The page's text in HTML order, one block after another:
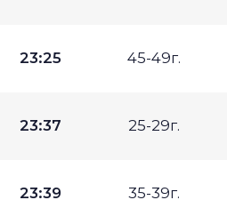
23:25 45-49г.
23:37 25-29г.
23:39 35-39г.